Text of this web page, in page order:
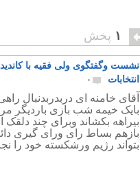
۱ پخش
نشست وگفتگوی ولی فقیه با
انتخابات
۰
آقای خامنه ای دربدربدنبال
بایک خیمه شب بازی باردیگر
بیراهه بکشاند وبرای چند دلقک
بازهم بساط رای ورای گیری
بتواند رژیم ورشکسته خود را